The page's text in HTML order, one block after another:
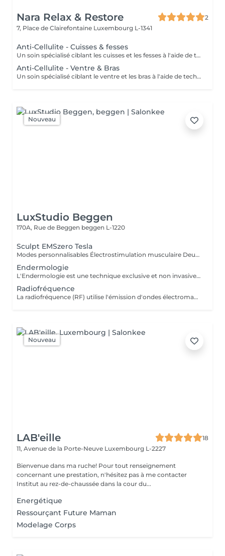
Nara Relax & Restore
2
7, Place de Clairefontaine Luxembourg L-1341
Anti-Cellulite - Cuisses & fesses
Un soin spécialisé ciblant les cuisses et les fesses à l'aide de techniques de massage intensives destinées à stimuler la circulation et à agir sur les tissus sous-jacents. Ce traitement contribue à améliorer l'apparence de la peau, à soutenir la tonicité des tissus et à procurer une sensation de peau plus lisse et revitalisée.
Anti-Cellulite - Ventre & Bras
Un soin spécialisé ciblant le ventre et les bras à l'aide de techniques de massage ciblées destinées à stimuler la circulation et à soutenir l'apparence naturelle de la peau. Ce traitement intensif aide à améliorer la tonicité des tissus, affiner le grain de peau et laisser la peau plus souple, plus douce et agréablement rafraîchie.
Nouveau
LuxStudio Beggen
170A, Rue de Beggen beggen L-1220
Sculpt EMSzero Tesla
Modes personnalisables Électrostimulation musculaire Deux poignées indépendantes : contrôlez la puissance indépendamment, permettant des entraînements synchronisés ou individualisés Sûr et non invasif : notre machine est exempte de courant, d'hyperthermie, de rayonnement et ne nécessite aucune période de récupération. Brûlage de graisse et développement musculaire sans effort Gain de temps et d'efforts : seulement 30 minutes d'utilisation équivalent à 30 000 contractions musculaires, l'équivalent d'innombrables rouleaux de ventre ou squats.
Endermologie
L'Endermologie est une technique exclusive et non invasive qui permet de remodeler votre silhouette, de lisser la cellulite et d'améliorer globalement la tonicité de la peau.
Radiofréquence
La radiofréquence (RF) utilise l'émission d'ondes électromagnétiques à très haute fréquence, pour cibler la peau. La technologie RF permet ainsi de raffermir sa peau et de réduire des tissus graisseux, afin de redessiner des contours touchés par un affaissement cutané et un relâchement de la peau.
Nouveau
LAB'eille
18
11, Avenue de la Porte-Neuve Luxembourg L-2227
Bienvenue dans ma ruche! Pour tout renseignement
concernant une prestation, n'hésitez pas à me contacter
Institut au rez-de-chaussée dans la cour du...
Energétique
Ressourçant Future Maman
Modelage Corps